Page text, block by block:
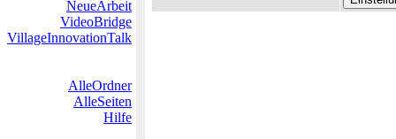
NeueArbeit
VideoBridge
VillageInnovationTalk
AlleOrdner
AlleSeiten
Hilfe